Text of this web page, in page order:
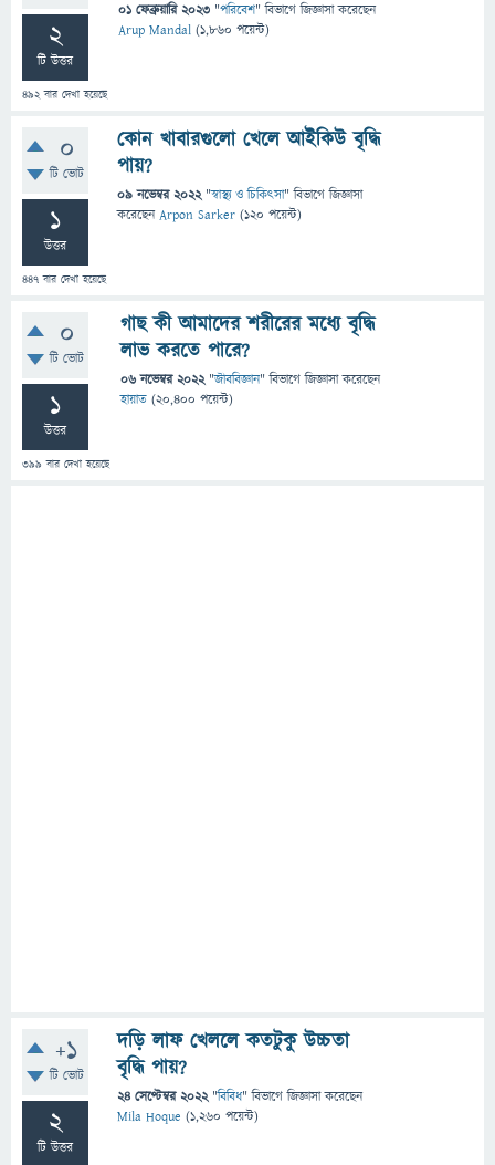
2
টি উত্তর
492বার দেখা হয়েছে
01 ফেব্রুয়ারি 2023 "পরিবেশ" বিভাগে জিজ্ঞাসাকরেছেন
Arup Mandal (1,860 পয়েন্ট)
0
টি ভোট
1
উত্তর
447 বার দেখা হয়েছে
কোন খাবারগুলো খেলে আইকিউ বৃদ্ধি
পায়?
09 নভেম্বর 2022 "স্বাস্থ্য ও চিকিৎসা" বিভাগে জিজ্ঞাসা
করেছেনArpon Sarker (120 পয়েন্ট)
0
টি ভোট
1
উত্তর
399 বার দেখা হয়েছে
গাছ কী আমাদের শরীরের মধ্যে বৃদ্ধি
লাভ করতে পারে?
06 নভেম্বর 2022 "জীববিজ্ঞান" বিভাগে জিজ্ঞাসাকরেছেন
হায়াত (20,400 পয়েন্ট)
+1
টি ভোট
2
টি উত্তর
দড়ি লাফ খেললে কতটুকু উচ্চতা
বৃদ্ধি পায়?
24 সেপ্টেম্বর 2022 "বিবিধ" বিভাগে জিজ্ঞাসাকরেছেন
Mila Hoque (1,260 পয়েন্ট)